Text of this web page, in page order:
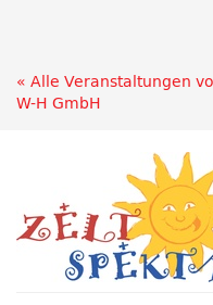
springen
« Alle Veranstaltungen
W-H GmbH